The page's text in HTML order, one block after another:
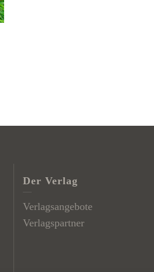
Der Verlag
Verlagsangebote
Verlagspartner